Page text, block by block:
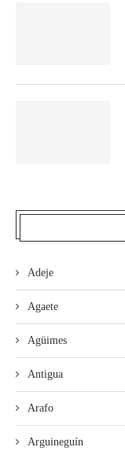
Adeje
Agaete
Agüimes
Antigua
Arafo
Arguineguín